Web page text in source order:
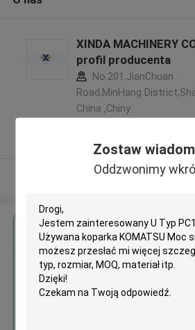
Zostaw
Oddzwonimy
XINDA MACHINERY
profil producenta
No.201,JianChuan
Road,MinHang
China ,Chiny
Zobacz więcej
Uzyskaj najlepszą
U Typ
koparka